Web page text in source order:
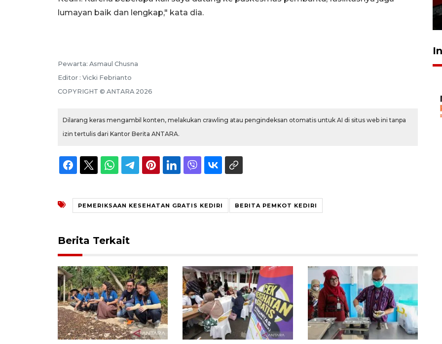
lumayan baik dan lengkap," kata dia.
Pewarta: Asmaul Chusna
Editor : Vicki Febrianto
COPYRIGHT © ANTARA 2026
Dilarang keras mengambil konten, melakukan crawling atau pengindeksan otomatis untuk AI di situs web ini tanpa
izin tertulis dari Kantor Berita ANTARA.
PEMERIKSAAN KESEHATAN GRATIS KEDIRI BERITA PEMKOT KEDIRI
Berita Terkait
Sentosa II